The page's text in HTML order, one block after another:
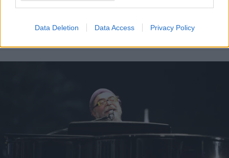
Data Deletion Data Access Privacy Policy
Αρλέτα ήμασταν ένα σώμα, μία ψυχή